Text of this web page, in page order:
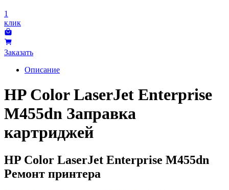
1
клик
Заказать
Описание
HP Color LaserJet Enterprise
M455dn Заправка
картриджей
HP Color LaserJet Enterprise M455dn
Ремонт принтера